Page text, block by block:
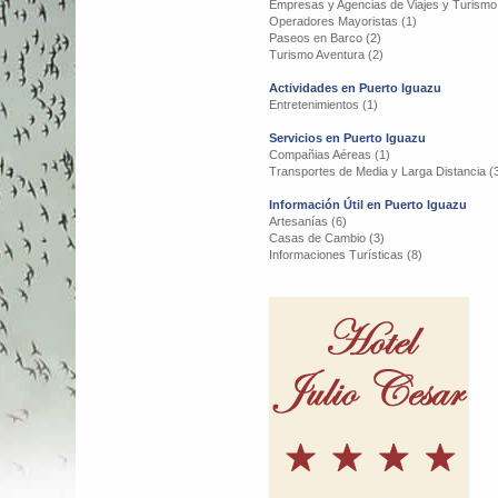
Empresas y Agencias de Viajes y
Operadores Mayoristas (1)
Paseos en Barco (2)
Turismo Aventura (2)
Actividades en Puerto Iguazu
Entretenimientos (1)
Servicios en Puerto Iguazu
Compañias Aéreas (1)
Transportes de Media y Larga Distancia
Información Útil en Puerto Iguazu
Artesanías (6)
Casas de Cambio (3)
Informaciones Turísticas (8)